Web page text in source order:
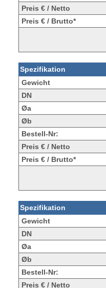
Preis € / Netto
Preis € / Brutto*
Spezifikation
Gewicht
DN
Øa
Øb
Bestell-Nr:
Preis € / Netto
Preis € / Brutto*
Spezifikation
Gewicht
DN
Øa
Øb
Bestell-Nr:
Preis € / Netto